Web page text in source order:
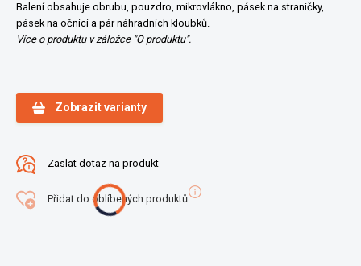
Balení obsahuje obrubu, pouzdro, mikrovlákno, pásek na straničky,
pásek na očnici a pár náhradních kloubků.
Více o produktu v záložce "O produktu".
Zobrazit varianty
Zaslat dotaz na produkt
Přidat do oblíbených produktů